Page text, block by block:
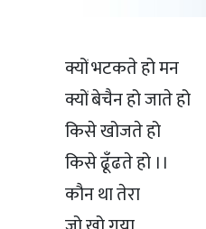
क्यों भटकते हो मन
क्यों बेचैन हो जाते हो
किसे खोजते हो
किसे ढूँढते हो ।।
कौन था तेरा